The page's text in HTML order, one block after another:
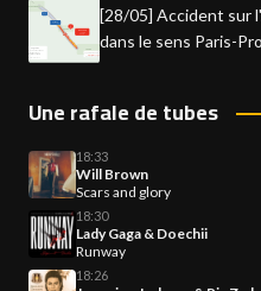
[28/05] Accident sur
dans le sens Paris-
Une rafale de tubes
18:33
Will Brown
Scars and glory
18:30
Lady Gaga & Doechii
Runway
18:26